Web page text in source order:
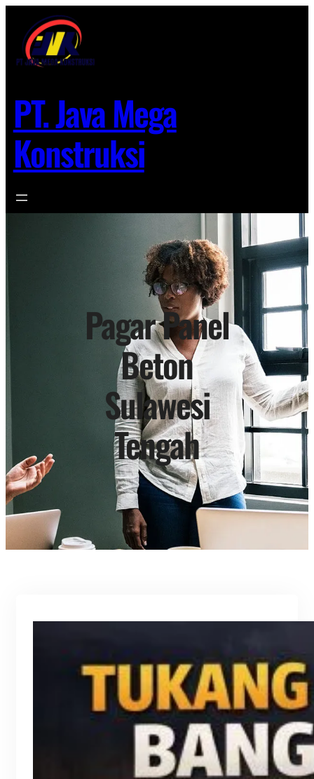
konten
PT. Java Mega
Konstruksi
Pagar Panel
Beton
Sulawesi
Tengah